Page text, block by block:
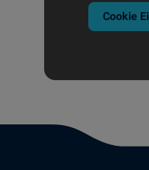
Cookie